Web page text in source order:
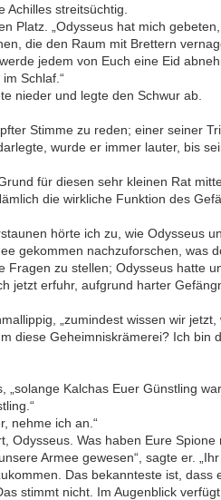
Achilles streitsüchtig.
Platz. „Odysseus hat mich
die den Raum mit Brettern
jedem von Euch eine Eid
Schlaf.“
nieder und legte den Schwur ab.
Stimme zu reden; einer seiner
wurde er immer lauter, bis
für diesen sehr kleinen Rat
die wirkliche Funktion des
hörte ich zu, wie Odysseus
gekommen nachzuforschen, was
Fragen zu stellen; Odysseus hatte
jetzt erfuhr, aufgrund harter
„zumindest wissen wir
diese Geheimniskrämerei? Ich
„solange Kalchas Euer Günstling
nehme ich an.“
Odysseus. Was haben Eure
Armee gewesen“, sagte er.
Das bekannteste ist,
stimmt nicht. Im Augenblick